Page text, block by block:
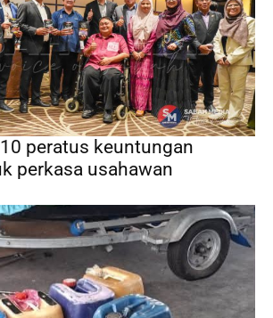
peratus keuntungan
perkasa usahawan